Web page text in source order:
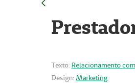
Texto: Relacionamento
Design: Marketing